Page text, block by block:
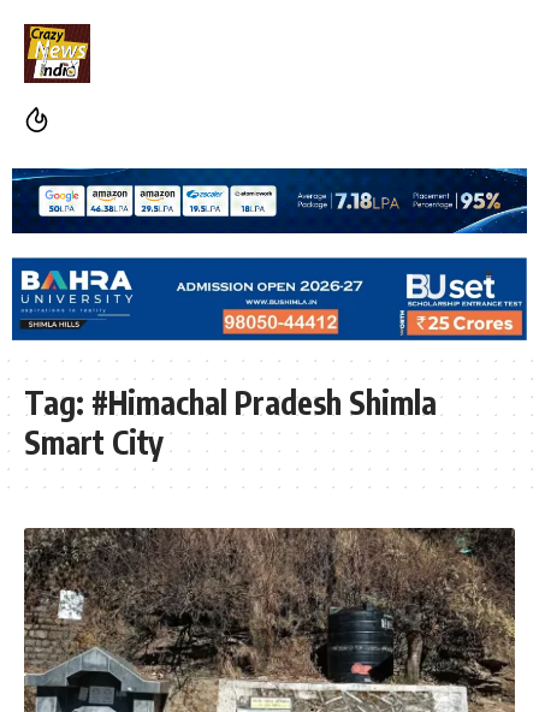
Tag: #Himachal Pradesh Shimla
Smart City